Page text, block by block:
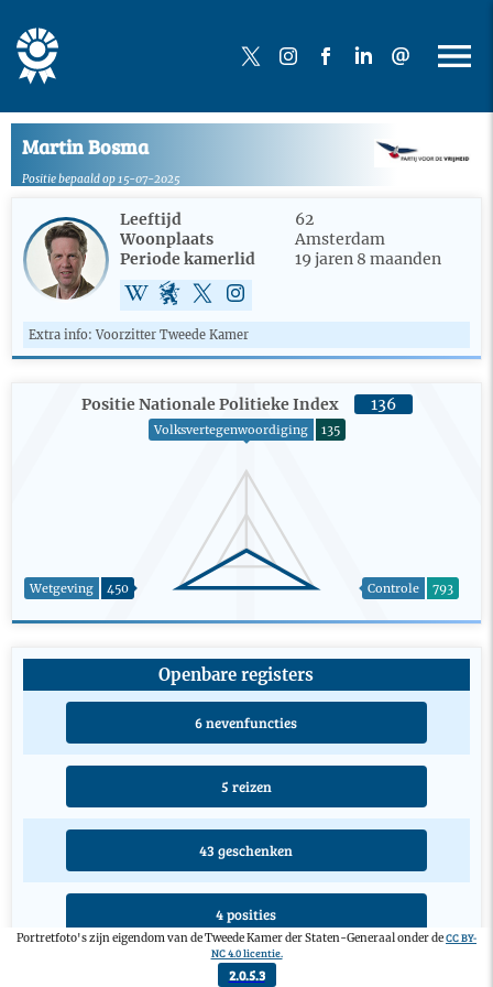
Martin Bosma
Positie bepaald op 15-07-2025
Leeftijd
62
Woonplaats
Amsterdam
Periode kamerlid
19 jaren 8 maanden
Extra info: Voorzitter Tweede Kamer
Positie Nationale Politieke Index 136
Wetgeving 450
Volksvertegenwoordiging 135
Controle 793
Openbare registers
6 nevenfuncties
5 reizen
43 geschenken
4 posities
3 opleidingen
Portretfoto's zijn eigendom van de Tweede Kamer der Staten-Generaal onder deCC BY-
NC 4.0 licentie.
2.0.5.3